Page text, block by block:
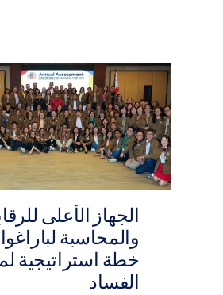
الجهاز الأعلى
والمحاسبة
خطة استراتيجية
الفساد